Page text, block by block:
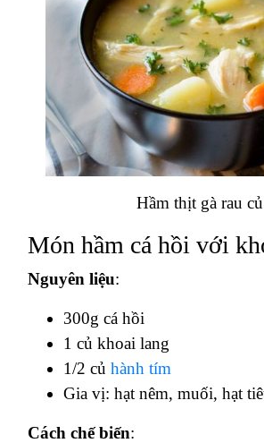
Hầm thịt gà rau củ
Món hầm cá hồi với
Nguyên liệu:
300g cá hồi
1 củ khoai lang
1/2 củ hành tím
Gia vị: hạt nêm, muối, hạt
Cách chế biến: